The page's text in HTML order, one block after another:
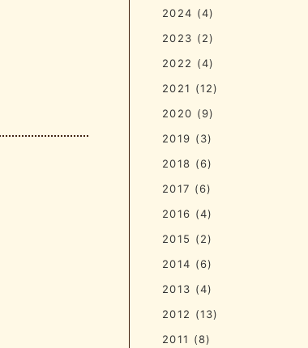
2024 (4)
2023 (2)
2022 (4)
2021 (12)
2020 (9)
2019 (3)
2018 (6)
2017 (6)
2016 (4)
2015 (2)
2014 (6)
2013 (4)
2012 (13)
2011 (8)